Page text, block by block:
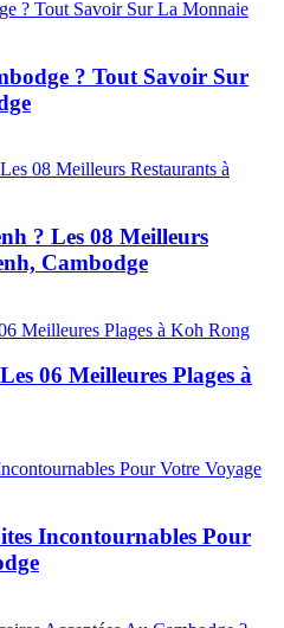
? Tout Savoir Sur
? Les 08 Meilleurs
Cambodge
06 Meilleures Plages à
Incontournables Pour